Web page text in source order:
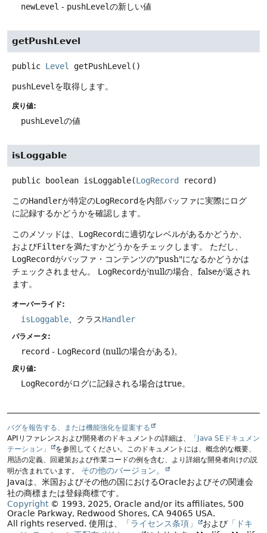
newLevel - pushLevelの新しい値
getPushLevel
public Level getPushLevel ()
pushLevel を取得します。
戻り値:
pushLevelの値
isLoggable
public boolean isLoggable(LogRecord record)
このHandlerが特定のLogRecordを内部バッファに実際にログ
に記録するかどうかを確認します。
このメソッドは、 LogRecordに適切なレベルがあるかどうか、
およびFilterを満たすかどうかをチェックします。
ただし、
LogRecordがバッファ・コンテンツの"push"になるかどうかは
チェックされません。
LogRecordがnullの場合、falseが返され
ます。
オーバーライド:
isLoggable 、クラスHandler
パラメータ:
record - LogRecord (nullの場合がある)。
戻り値:
LogRecordがログに記録される場合はtrue。
バグを報告する、または機能強化を提案する
APIリファレンスおよび開発者のドキュメントの詳細は、
「Java SEドキュメン
テーション」
を参照してください。このドキュメントには、概念的な概要、
用語の定義、回避策および作業コードの例を含む、より詳細な開発者向けの説
明が含まれています。
その他のバージョン。
Javaは、米国およびその他の国におけるOracleおよびその関連会
社の商標または登録商標です。
Copyright© 1993, 2025, Oracle and/or its affiliates, 500
Oracle Parkway, Redwood Shores, CA 94065 USA.
All rights reserved. 使用は、 「ライセンス条項」 および 「ドキ